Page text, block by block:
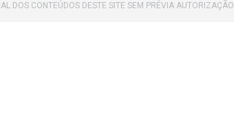
DOS CONTEÚDOS DESTE SITE SEM PRÉVIA AUTORIZAÇÃO